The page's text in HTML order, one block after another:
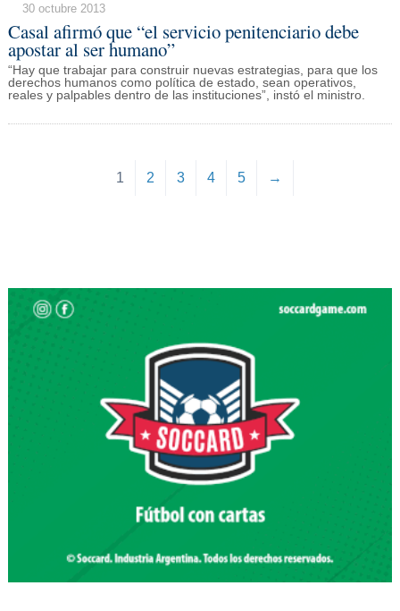
30 octubre 2013
Casal afirmó que “el servicio penitenciario debe
apostar al ser humano”
“Hay que trabajar para construir nuevas estrategias, para que los
derechos humanos como política de estado, sean operativos,
reales y palpables dentro de las instituciones”, instó el ministro.
1 2 3 4 5 →